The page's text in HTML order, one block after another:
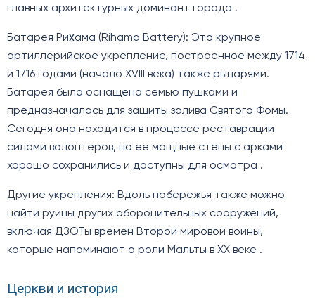
главных архитектурных доминант города .
Батарея Рих̣ама (Riħama Battery): Это крупное
артиллерийское укрепление, построенное между 1714
и 1716 годами (начало XVIII века) также рыцарями.
Батарея была оснащена семью пушками и
предназначалась для защиты залива Святого Фомы.
Сегодня она находится в процессе реставрации
силами волонтеров, но ее мощные стены с арками
хорошо сохранились и доступны для осмотра .
Другие укрепления: Вдоль побережья также можно
найти руины других оборонительных сооружений,
включая ДЗОТы времен Второй мировой войны,
которые напоминают о роли Мальты в XX веке .
Церкви и история